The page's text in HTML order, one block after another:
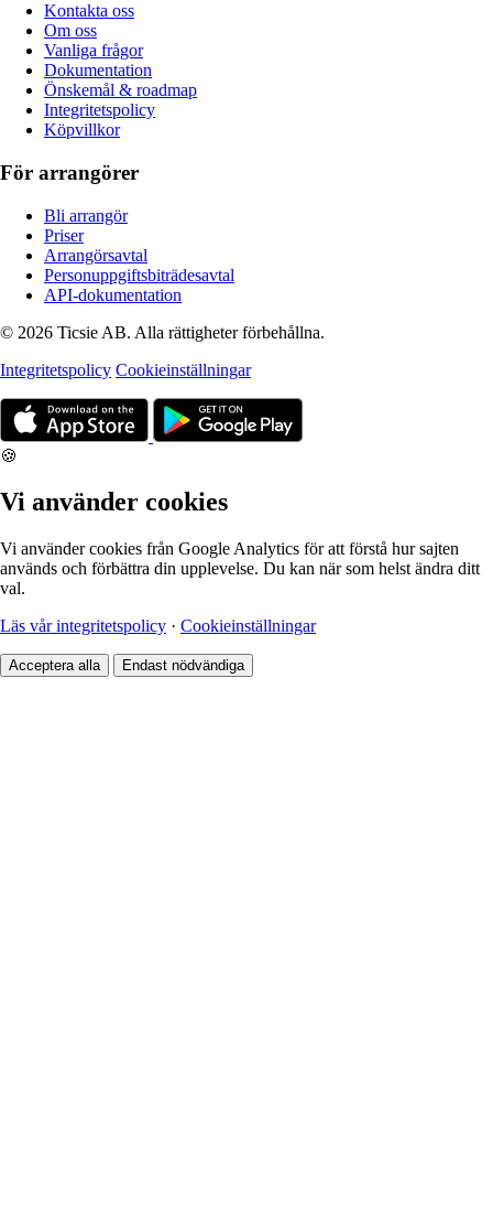
Kontakta oss
Om oss
Vanliga frågor
Dokumentation
Önskemål & roadmap
Integritetspolicy
Köpvillkor
För arrangörer
Bli arrangör
Priser
Arrangörsavtal
Personuppgiftsbiträdesavtal
API-dokumentation
© 2026 Ticsie AB. Alla rättigheter förbehållna.
Integritetspolicy Cookieinställningar
🍪
Vi använder cookies
Vi använder cookies från Google Analytics för att förstå hur sajten
används och förbättra din upplevelse. Du kan när som helst ändra ditt
val.
Läs vår integritetspolicy · Cookieinställningar
Acceptera alla Endast nödvändiga